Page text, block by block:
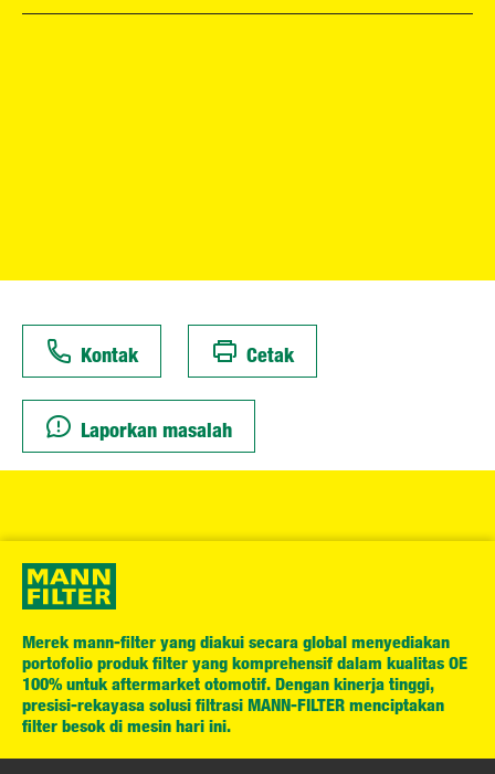
Kontak Cetak
Laporkan masalah
Merek mann-filter yang diakui secara global menyediakan
portofolio produk filter yang komprehensif dalam kualitas OE
100% untuk aftermarket otomotif. Dengan kinerja tinggi,
presisi-rekayasa solusi filtrasi MANN-FILTER menciptakan
filter besok di mesin hari ini.